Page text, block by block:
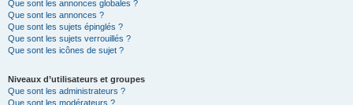
Que sont les annonces globales ?
Que sont les annonces ?
Que sont les sujets épinglés ?
Que sont les sujets verrouillés ?
Que sont les icônes de sujet ?
Niveaux d’utilisateurs et groupes
Que sont les administrateurs ?
Que sont les modérateurs ?